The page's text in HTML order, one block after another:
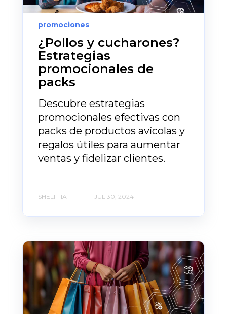
promociones
¿Pollos y cucharones?
Estrategias
promocionales de
packs
Descubre estrategias
promocionales efectivas con
packs de productos avícolas y
regalos útiles para aumentar
ventas y fidelizar clientes.
SHELFTIA JUL 30, 2024